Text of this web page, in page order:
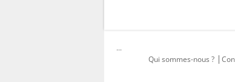
...
Qui sommes-nous ?